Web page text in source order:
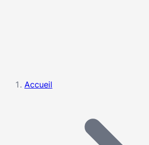
Accueil